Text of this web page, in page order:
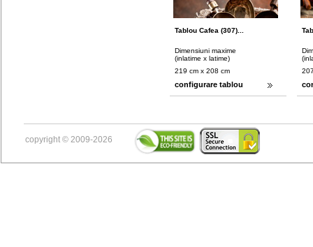
Tablou Cafea (307)...
Dimensiuni maxime
(inlatime x latime)
219 cm x 208 cm
configurare tablou
copyright © 2009-2026